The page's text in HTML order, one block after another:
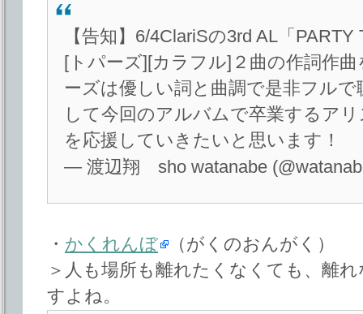
【告知】6/4ClariSの3rd AL「
[トパーズ][カラフル]２曲の作詞作
ーズは優しい詞と曲調で是非フル
して今回のアルバムで卒業するア
を応援していきたいと思います！
— 渡辺翔 sho watanabe
・ かくれんぼ
（がくのおんがく）
＞人も場所も離れたくなくても、離
すよね。